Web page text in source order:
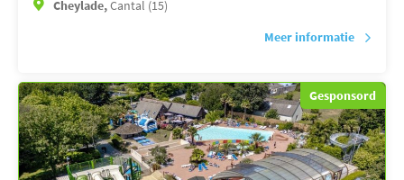
Cheylade,Cantal (15)
Meer informatie
Gesponsord